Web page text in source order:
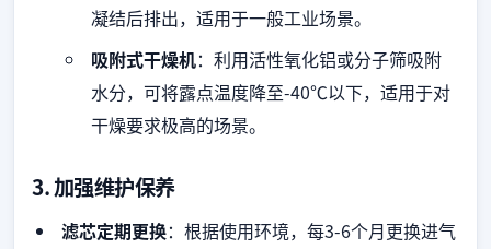
凝结后排出，适用于一般工业场景。
吸附式干燥机：利用活性氧化铝或分子筛吸附
水分，可将露点温度降至-40℃以下，适用于对
干燥要求极高的场景。
3. 加强维护保养
滤芯定期更换：根据使用环境，每3-6个月更换进气